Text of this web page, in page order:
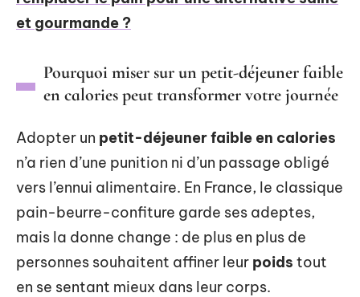
et gourmande ?
Pourquoi miser sur un petit-déjeuner faible
en calories peut transformer votre journée
Adopter un petit-déjeuner faible en calories
n’a rien d’une punition ni d’un passage obligé
vers l’ennui alimentaire. En France, le classique
pain-beurre-confiture garde ses adeptes,
mais la donne change : de plus en plus de
personnes souhaitent affiner leur poids tout
en se sentant mieux dans leur corps.